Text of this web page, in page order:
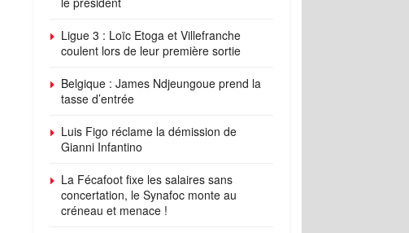
Ligue 3 : Loïc Etoga et Villefranche
coulent lors de leur première sortie
Belgique : James Ndjeungoue prend la
tasse d’entrée
Luis Figo réclame la démission de
Gianni Infantino
La Fécafoot fixe les salaires sans
concertation, le Synafoc monte au
créneau et menace !